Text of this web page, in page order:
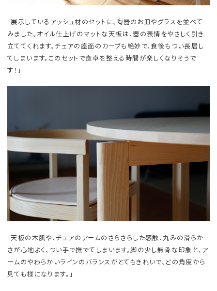
「展示しているアッシュ材のセットに、陶器のお皿やグラスを並べて
みました。オイル仕上げのマットな天板は、器の表情をやさしく引き
立ててくれます。チェアの座面のカーブも絶妙で、食後もつい長居し
てしまいます。このセットで食卓を整える時間が楽しくなりそうで
す！」
「天板の木肌や、チェアのアームのさらさらした感触、丸みの滑らか
さが心地よく、つい手で撫でてしまいます。脚の少し無骨な印象と、ア
ームのやわらかいラインのバランスがとてもきれいで、どの角度から
見ても様になります。」